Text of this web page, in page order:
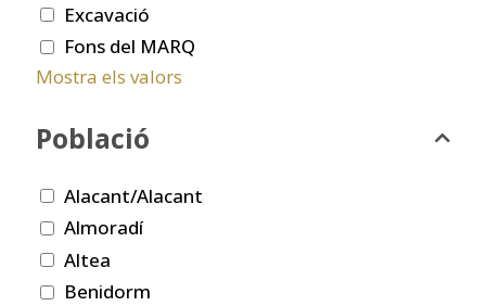
Excavació
Fons del MARQ
Mostra els valors
Població
Alacant/Alacant
Almoradí
Altea
Benidorm